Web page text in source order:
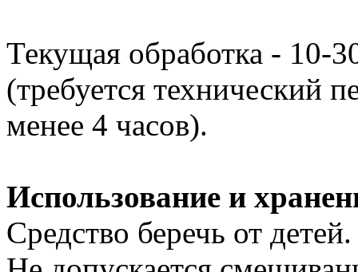
Текущая обработка - 10-
(требуется технический
менее 4 часов).
Использование и
Средство беречь от детей.